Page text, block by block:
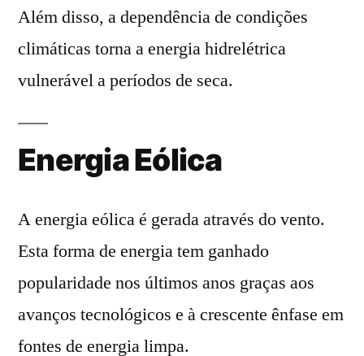
Além disso, a dependência de condições
climáticas torna a energia hidrelétrica
vulnerável a períodos de seca.
Energia Eólica
A energia eólica é gerada através do vento.
Esta forma de energia tem ganhado
popularidade nos últimos anos graças aos
avanços tecnológicos e à crescente ênfase em
fontes de energia limpa.